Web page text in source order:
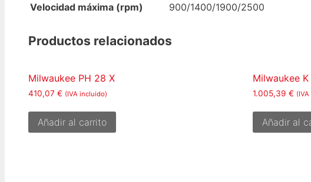
Velocidad máxima (rpm)
900/1400/1900/2500
Productos relacionados
Milwaukee PH 28 X
410,07 € (IVA incluido)
Añadir al carrito
Milwaukee
1.005,39€
Añadir al